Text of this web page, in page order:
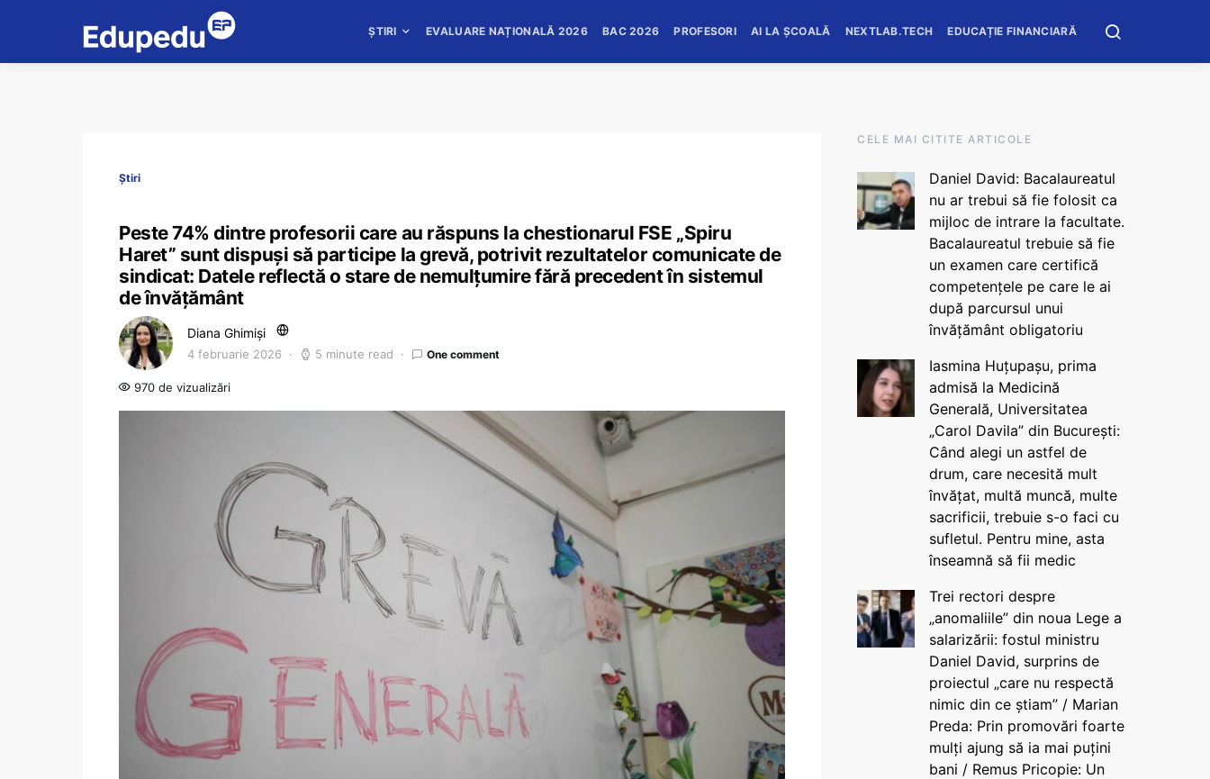
ȘTIRI EVALUARE NAȚIONALĂ 2026 BAC 2026 PROFESORI AI LA ȘCOALĂ NEXTLAB.TECH EDUCAȚIE FINANCIARĂ
Știri
Peste 74% dintre profesorii care au răspuns la chestionarul FSE „Spiru
Haret” sunt dispuși să participe la grevă, potrivit rezultatelor comunicate de
sindicat: Datele reflectă o stare de nemulțumire fără precedent în sistemul
de învățământ
Diana Ghimiși
4 februarie 2026 5 minute read One comment
970 de vizualizări
CELE MAI CITITE ARTICOLE
Daniel David: Bacalaureatul
nu ar trebui să fie folosit ca
mijloc de intrare la facultate.
Bacalaureatul trebuie să fie
un examen care certifică
competențele pe care le ai
după parcursul unui
învățământ obligatoriu
Iasmina Huțupașu, prima
admisă la Medicină
Generală, Universitatea
„Carol Davila” din București:
Când alegi un astfel de
drum, care necesită mult
învățat, multă muncă, multe
sacrificii, trebuie s-o faci cu
sufletul. Pentru mine, asta
înseamnă să fii medic
Trei rectori despre
„anomaliile” din noua Lege a
salarizării: fostul ministru
Daniel David, surprins de
proiectul „care nu respectă
nimic din ce știam” / Marian
Preda: Prin promovări foarte
mulți ajung să ia mai puțini
bani / Remus Pricopie: Un